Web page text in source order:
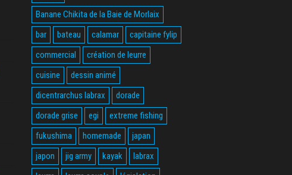
Banane Chikita de la Baie de Morlaix
bar
bateau calamar
capitaine fylip
commercial
création de leurre
cuisine
dessin animé
dicentrarchus labrax
dorade
dorade grise
egi
extreme fishing
fukushima
homemade
japan
japon
jig army kayak
labrax